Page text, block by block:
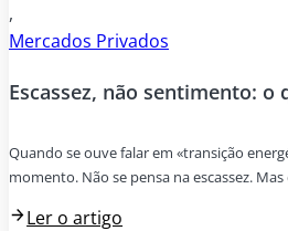
,
Mercados Privados
Escassez, não sentimento:
Quando se ouve falar em «transição
momento. Não se pensa na escassez.
Ler o artigo